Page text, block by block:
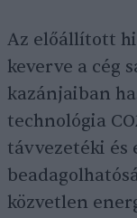
Az előállított
keverve a cég
kazánjaiban
technológia
távvezetéki és
közvetlen